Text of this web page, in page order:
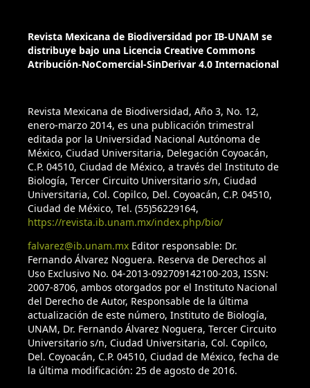
Revista Mexicana de Biodiversidad por IB-UNAM se
distribuye bajo una Licencia Creative Commons
Atribución-NoComercial-SinDerivar 4.0 Internacional
Revista Mexicana de Biodiversidad, Año 3, No. 12,
enero-marzo 2014, es una publicación trimestral
editada por la Universidad Nacional Autónoma de
México, Ciudad Universitaria, Delegación Coyoacán,
C.P. 04510, Ciudad de México, a través del Instituto de
Biología, Tercer Circuito Universitario s/n, Ciudad
Universitaria, Col. Copilco, Del. Coyoacán, C.P. 04510,
Ciudad de México, Tel. (55)56229164,
https://revista.ib.unam.mx/index.php/bio/
falvarez@ib.unam.mxEditor responsable: Dr.
Fernando Álvarez Noguera. Reserva de Derechos al
Uso Exclusivo No. 04-2013-092709142100-203, ISSN:
2007-8706, ambos otorgados por el Instituto Nacional
del Derecho de Autor, Responsable de la última
actualización de este número, Instituto de Biología,
UNAM, Dr. Fernando Álvarez Noguera, Tercer Circuito
Universitario s/n, Ciudad Universitaria, Col. Copilco,
Del. Coyoacán, C.P. 04510, Ciudad de México, fecha de
la última modificación: 25 de agosto de 2016.